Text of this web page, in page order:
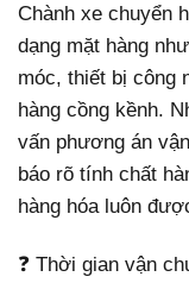
Chành xe chuyển
dạng mặt hàng
móc, thiết bị công
hàng cồng kềnh.
vấn phương án
báo rõ tính chất
hàng hóa luôn
❓ Thời gian vận